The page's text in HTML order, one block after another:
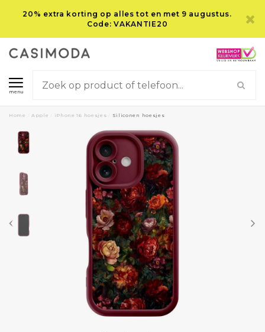
20% extra korting op alles tot en met 9 augustus.
Code: VAKANTIE20
menu
Home Apple iPhone 16 hoesjes Siliconen hoesjes